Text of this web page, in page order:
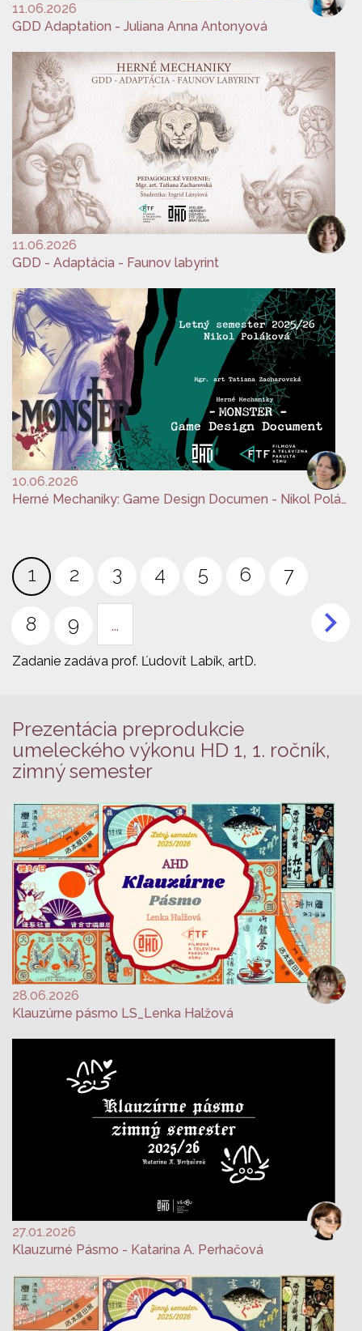
11.06.2026
GDD Adaptation - Juliana Anna Antonyová
11.06.2026
GDD - Adaptácia - Faunov labyrint
10.06.2026
Herné Mechaniky: Game Design Documen - Nikol Poláková
Stránkovanie
Aktuálna
1 Page
2 Page
3 Page
4 Page
5 Page
6 Page
7
Page
8 Page
9 …
Zadanie zadáva prof. Ľudovít Labík, artD.
Prezentácia preprodukcie
umeleckého výkonu HD 1, 1. ročník,
zimný semester
28.06.2026
Klauzúrne pásmo LS_Lenka Halžová
27.01.2026
Klauzurné Pásmo - Katarina A. Perhačová